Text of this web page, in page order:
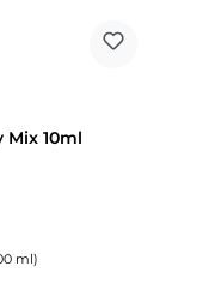
10ml
ml)